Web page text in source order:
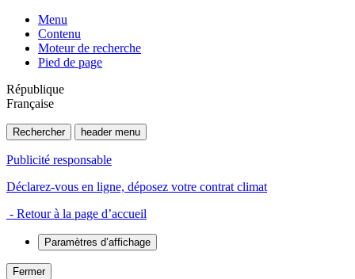
Menu
Contenu
Moteur de recherche
Pied de page
République
Française
Rechercher header menu
Publicité responsable
Déclarez-vous en ligne, déposez votre contrat climat
- Retour à la page d’accueil
Paramètres d’affichage
Fermer